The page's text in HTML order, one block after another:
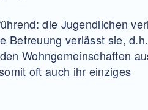
die Jugendlichen
Betreuung verlässt sie,
Wohngemeinschaften
oft auch ihr einziges